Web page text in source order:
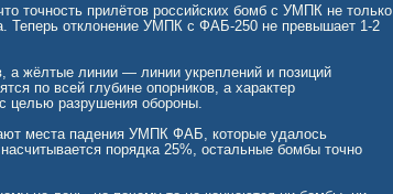
Константина Оборина. Данный персонаж являлся
российских разведывательных БПЛА и дронов-
Продолжаем работу.
точность прилётов российских бомб с УМПК не только
Теперь отклонение УМПК с ФАБ-250 не превышает 1-2
а жёлтые линии — линии укреплений и позиций
по всей глубине опорников, а характер
целью разрушения обороны.
места падения УМПК ФАБ, которые удалось
порядка 25%, остальные бомбы точно